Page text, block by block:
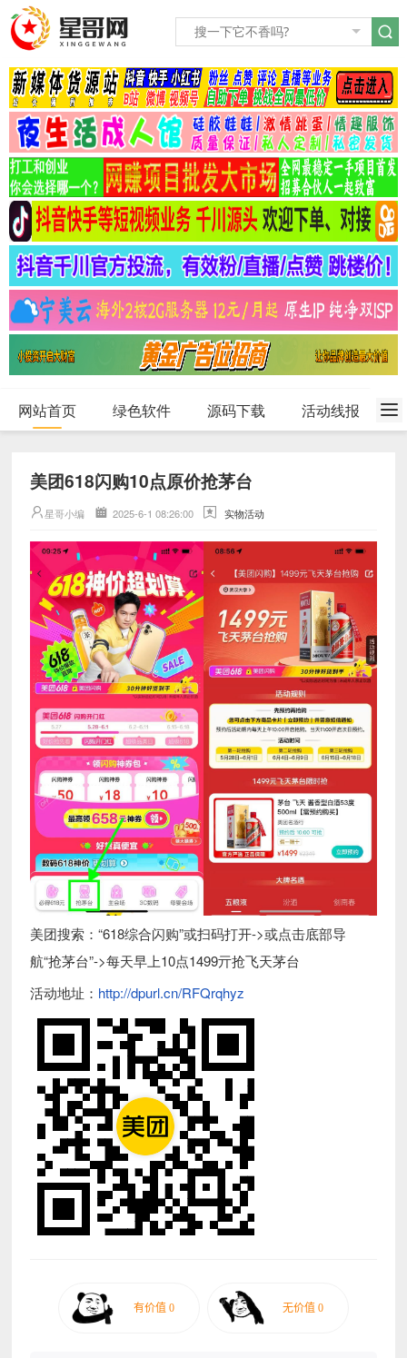
网站首页 绿色软件 源码下载 活动线报
美团618闪购10点原价抢茅台
星哥小编 2025-6-1 08:26:00 实物活动
美团搜索：“618综合闪购”或扫码打开->或点击底部导
航“抢茅台”->每天早上10点1499亓抢飞天茅台
活动地址： http://dpurl.cn/RFQrqhyz